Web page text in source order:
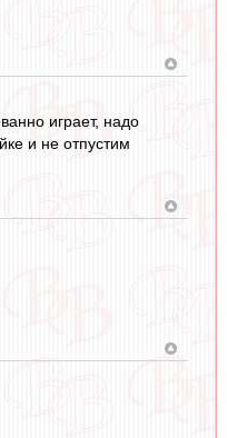
играет, надо
и не отпустим